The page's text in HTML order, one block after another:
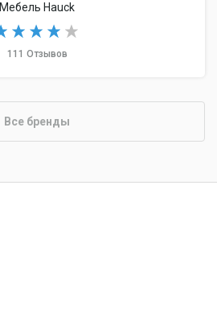
Мебель Hauck
111 Отзывов
Все бренды